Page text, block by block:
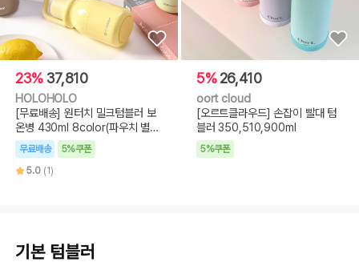
23% 37,810
HOLOHOLO
[무료배송] 원터치 밀크텀블러 보
온병 430ml 8color(파우치 별
도)
무료배송
5%쿠폰
5.0 (1)
5% 26,410
oort cloud
[오르트클라우드] 손잡이 빨대 텀
블러 350,510,900ml
5%쿠폰
기본 텀블러